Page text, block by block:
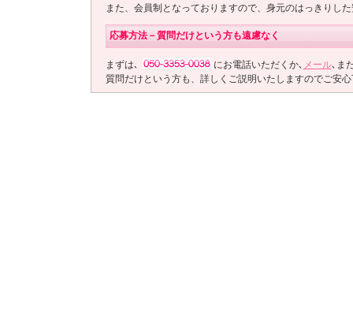
また、会員制となっておりますので、身元のはっきりし
応募方法－質問だけという方も遠慮なく
まずは､ にお電話いただくか､ メール､ま
質問だけという方も、詳しくご説明いたしますのでご安